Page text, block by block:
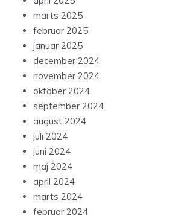
marts 2025
februar 2025
januar 2025
december 2024
november 2024
oktober 2024
september 2024
august 2024
juli 2024
juni 2024
maj 2024
april 2024
marts 2024
februar 2024